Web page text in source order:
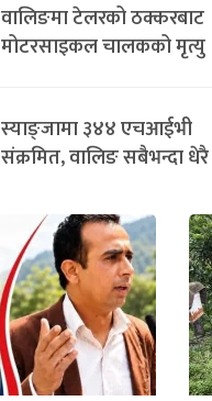
वालिङमा टेलरको ठक्करबाट
मोटरसाइकल चालकको मृत्यु
स्याङ्जामा ३४४ एचआईभी
संक्रमित, वालिङ सबैभन्दा धेरै